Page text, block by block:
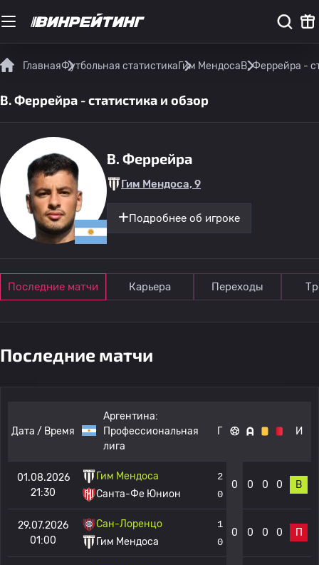
ГлавнаяФутбольная статистикаГим МендосаB. Феррейра -
B. Феррейра - статистика и обзор
B. Феррейра
Гим Мендоса, 9
Подробнее об игроке
Последние матчи Карьера Переходы
Последние матчи
Дата / Время
Аргентина:
Профессиональная
лига
Г И
01.08.2026
21:30
Гим Мендоса
Санта-Фе Юнион
2
0
0 0 0 0 В
29.07.2026
01:00
Сан-Лоренцо
Гим Мендоса
1
0
0 0 0 0 П